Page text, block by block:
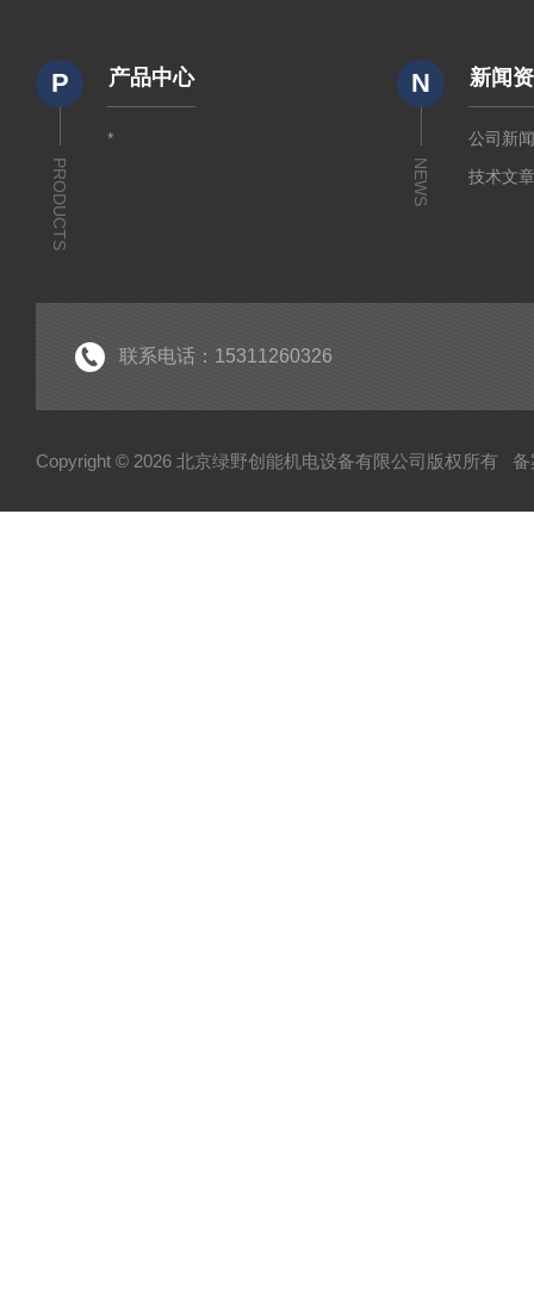
P
PRODUCTS
产品中心
*
N
NEWS
新闻
公司新
技术文
联系电话：15311260326
Copyright © 2026 北京绿野创能机电设备有限公司版权所有 备